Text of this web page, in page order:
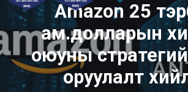
Amazon 25
ам.долларын
оюуны стратегийн
оруулалт